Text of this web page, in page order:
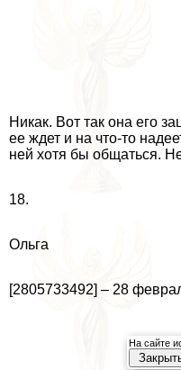
Никак. Вот так она его
ее ждет и на что-то
ней хотя бы общаться.
18.
Ольга
[2805733492] – 28
На сайте